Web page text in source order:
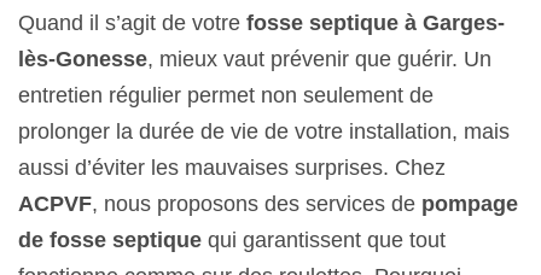
Quand il s’agit de votre fosse septique à Garges-
lès-Gonesse, mieux vaut prévenir que guérir. Un
entretien régulier permet non seulement de
prolonger la durée de vie de votre installation, mais
aussi d’éviter les mauvaises surprises. Chez
ACPVF, nous proposons des services de pompage
de fosse septique qui garantissent que tout